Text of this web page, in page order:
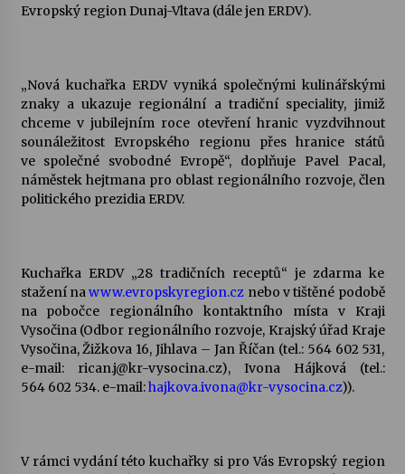
17. 7. 2026
Ozvěny prázdnin
14. 7. 2026
Varhanní recitál Michala Novenka v Klášteře
Želiv
3. 7. 2026
Petr Adamec – Malovaný svět
Evropský region Dunaj-Vltava (dále jen ERDV).
„Nová kuchařka ERDV vyniká společnými kulinářskými
znaky a ukazuje regionální a tradiční speciality, jimiž
chceme v jubilejním roce otevření hranic vyzdvihnout
sounáležitost Evropského regionu přes hranice států
ve společné svobodné Evropě“, doplňuje Pavel Pacal,
náměstek hejtmana pro oblast regionálního rozvoje, člen
politického prezidia ERDV.
Kuchařka ERDV „28 tradičních receptů“ je zdarma ke
stažení nawww.evropskyregion.cz nebo v tištěné podobě
na pobočce regionálního kontaktního místa v Kraji
Vysočina (Odbor regionálního rozvoje, Krajský úřad Kraje
Vysočina, Žižkova 16, Jihlava – Jan Říčan (tel.: 564 602 531,
e-mail: rican.j@kr-vysocina.cz), Ivona Hájková (tel.:
564 602 534. e-mail:hajkova.ivona@kr-vysocina.cz)).
V rámci vydání této kuchařky si pro Vás Evropský region